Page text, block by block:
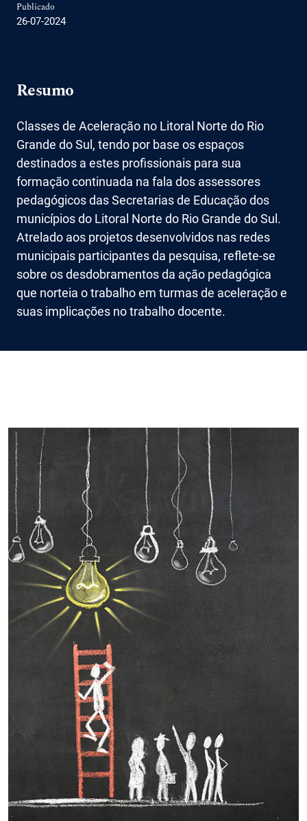
Publicado
26-07-2024
Resumo
Classes de Aceleração no Litoral Norte do Rio
Grande do Sul, tendo por base os espaços
destinados a estes profissionais para sua
formação continuada na fala dos assessores
pedagógicos das Secretarias de Educação dos
municípios do Litoral Norte do Rio Grande do Sul.
Atrelado aos projetos desenvolvidos nas redes
municipais participantes da pesquisa, reflete-se
sobre os desdobramentos da ação pedagógica
que norteia o trabalho em turmas de aceleração e
suas implicações no trabalho docente.
Imagem de capa